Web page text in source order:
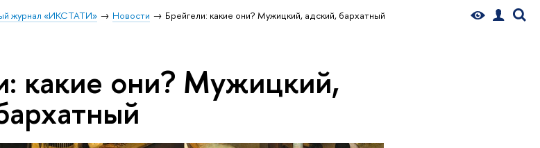
журнал «ИКСТАТИ» Новости Брейгели: какие они? Мужицкий, адский, бархатный
какие они? Мужицкий,